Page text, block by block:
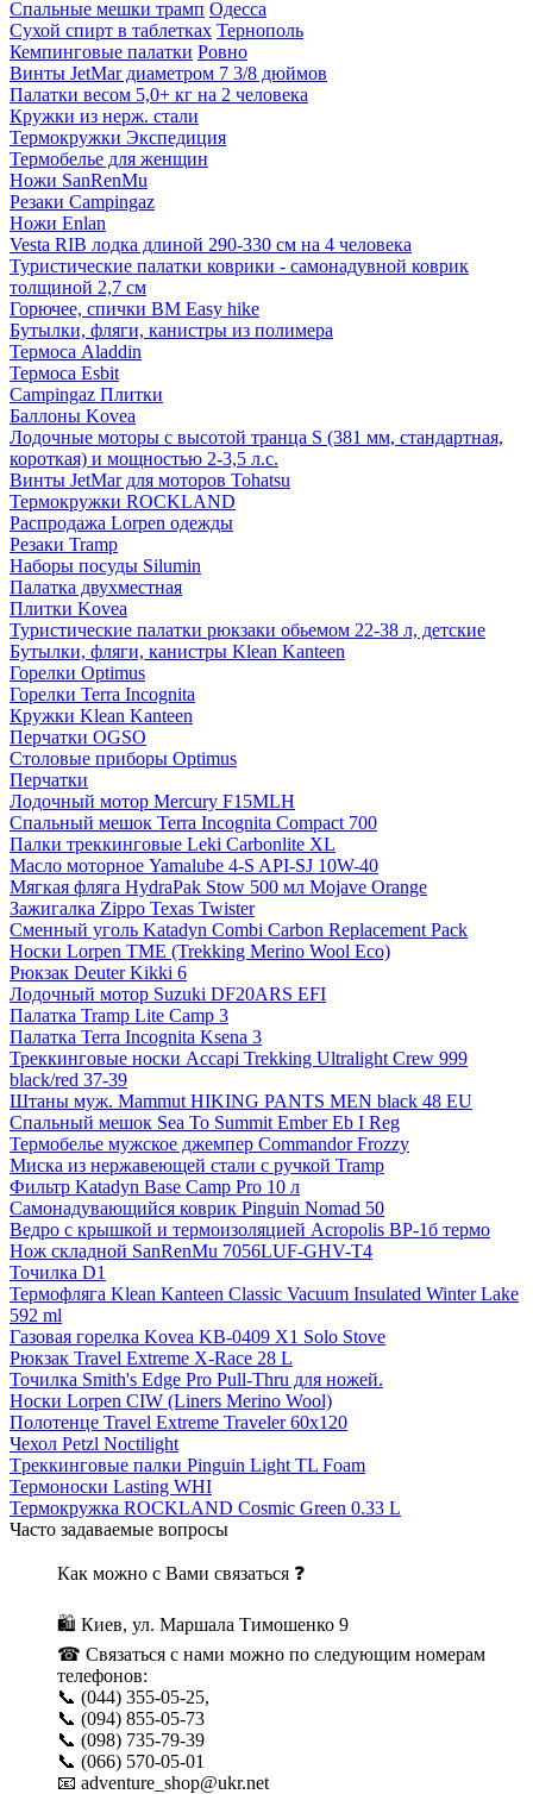
Спальные мешки трамп Одесса
Сухой спирт в таблетках Тернополь
Кемпинговые палатки Ровно
Винты JetMar диаметром 7 3/8 дюймов
Палатки весом 5,0+ кг на 2 человека
Кружки из нерж. стали
Термокружки Экспедиция
Термобелье для женщин
Ножи SanRenMu
Резаки Campingaz
Ножи Enlan
Vesta RIB лодка длиной 290-330 см на 4 человека
Туристические палатки коврики - самонадувной коврик
толщиной 2,7 см
Горючее, спички BM Easy hike
Бутылки, фляги, канистры из полимера
Термоса Aladdin
Термоса Esbit
Campingaz Плитки
Баллоны Kovea
Лодочные моторы с высотой транца S (381 мм, стандартная,
короткая) и мощностью 2-3,5 л.с.
Винты JetMar для моторов Tohatsu
Термокружки ROCKLAND
Распродажа Lorpen одежды
Резаки Tramp
Наборы посуды Silumin
Палатка двухместная
Плитки Kovea
Туристические палатки рюкзаки обьемом 22-38 л, детские
Бутылки, фляги, канистры Klean Kanteen
Горелки Optimus
Горелки Terra Incognita
Кружки Klean Kanteen
Перчатки OGSO
Столовые приборы Optimus
Перчатки
Лодочный мотор Mercury F15MLH
Спальный мешок Terra Incognita Compact 700
Палки треккинговые Leki Carbonlite XL
Масло моторное Yamalube 4-S API-SJ 10W-40
Мягкая фляга HydraPak Stow 500 мл Mojave Orange
Зажигалка Zippo Texas Twister
Сменный уголь Katadyn Combi Carbon Replacement Pack
Носки Lorpen TME (Trekking Merino Wool Eco)
Рюкзак Deuter Kikki 6
Лодочный мотор Suzuki DF20ARS EFI
Палатка Tramp Lite Camp 3
Палатка Terra Incognita Ksena 3
Треккинговые носки Accapi Trekking Ultralight Crew 999
black/red 37-39
Штаны муж. Mammut HIKING PANTS MEN black 48 EU
Спальный мешок Sea To Summit Ember Eb I Reg
Термобелье мужское джемпер Commandor Frozzy
Миска из нержавеющей стали с ручкой Tramp
Фильтр Katadyn Base Camp Pro 10 л
Самонадувающийся коврик Pinguin Nomad 50
Ведро с крышкой и термоизоляцией Acropolis ВР-1б термо
Нож складной SanRenMu 7056LUF-GHV-T4
Точилка D1
Термофляга Klean Kanteen Classic Vacuum Insulated Winter Lake
592 ml
Газовая горелка Kovea KB-0409 X1 Solo Stove
Рюкзак Travel Extreme X-Race 28 L
Точилка Smith's Edge Pro Pull-Thru для ножей.
Носки Lorpen CIW (Liners Merino Wool)
Полотенце Travel Extreme Traveler 60х120
Чехол Petzl Noctilight
Tреккинговые палки Pinguin Light TL Foam
Термоноски Lasting WHI
Термокружка ROCKLAND Cosmic Green 0.33 L
Часто задаваемые вопросы
Как можно с Вами связаться ❓
🛍 Киев, ул. Маршала Тимошенко 9
☎ Связаться с нами можно по следующим номерам
телефонов:
📞 (044) 355-05-25,
📞 (094) 855-05-73
📞 (098) 735-79-39
📞 (066) 570-05-01
📧 adventure_shop@ukr.net